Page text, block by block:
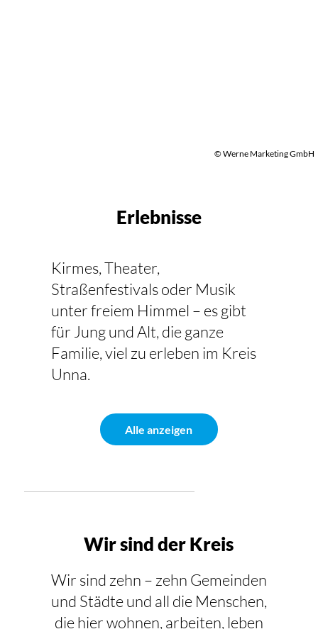
© Werne Marketing GmbH
Erlebnisse
Kirmes, Theater,
Straßenfestivals oder Musik
unter freiem Himmel – es gibt
für Jung und Alt, die ganze
Familie, viel zu erleben im Kreis
Unna.
Alle anzeigen
Wir sind der Kreis
Wir sind zehn – zehn Gemeinden
und Städte und all die Menschen,
die hier wohnen, arbeiten, leben